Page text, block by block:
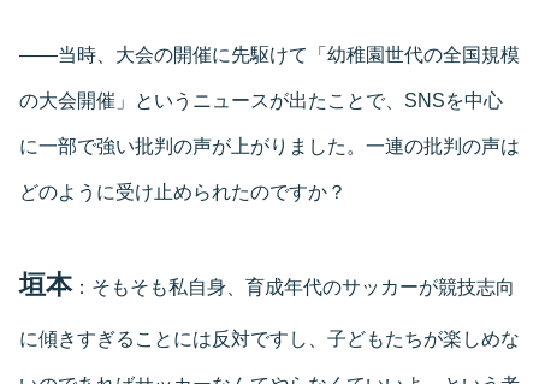
――当時、大会の開催に先駆けて「幼稚園世代の全国規模
の大会開催」というニュースが出たことで、SNSを中心
に一部で強い批判の声が上がりました。一連の批判の声は
どのように受け止められたのですか？
垣本：そもそも私自身、育成年代のサッカーが競技志向
に傾きすぎることには反対ですし、子どもたちが楽しめな